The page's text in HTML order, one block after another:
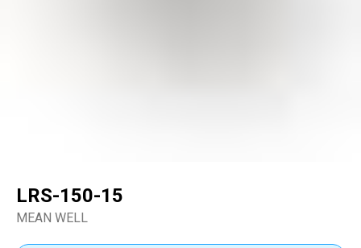
LRS-150-15
MEAN WELL